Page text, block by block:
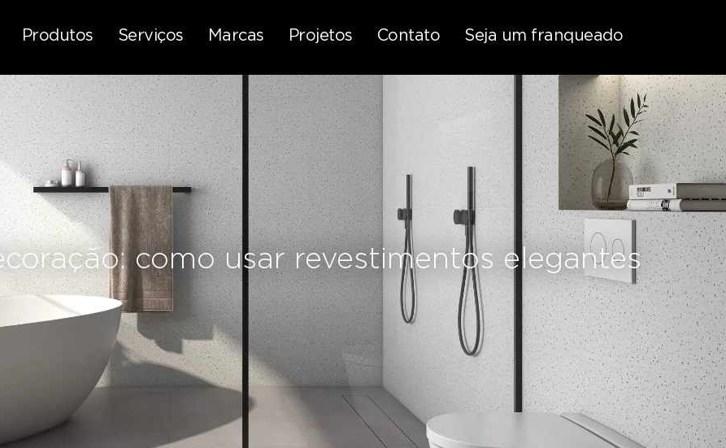
Produtos Serviços Marcas Projetos Contato Seja um franqueado
como usar revestimentos elegantes